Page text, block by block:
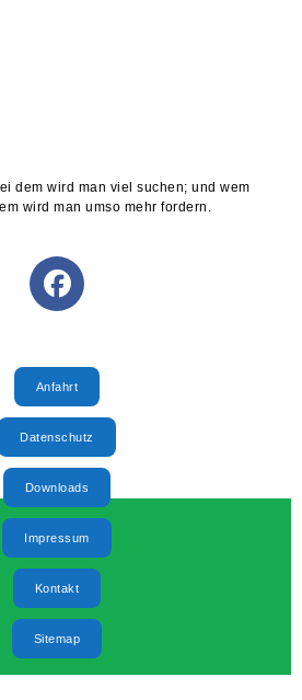
dem wird man viel suchen; und wem
wird man umso mehr fordern.
Anfahrt
Datenschutz
Downloads
Impressum
Kontakt
Sitemap